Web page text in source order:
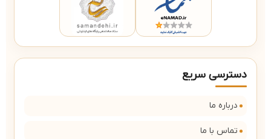
دسترسی سریع
درباره ما
تماس با ما